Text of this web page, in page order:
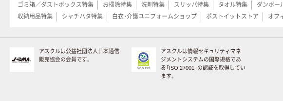
ゴミ箱／ダストボックス特集
お掃除特集 洗剤特集 スリッパ特集 タオル特集 ダンボー
収納用品特集
シャチハタ特集 白衣・介護ユニフォームショップ ポストイットストア オフ
アスクルは公益社団法人日本通信
販売協会の会員です。
アスクルは情報セキュリティマネ
ジメントシステムの国際規格であ
る「ISO 27001」の認証を取得してい
ます。